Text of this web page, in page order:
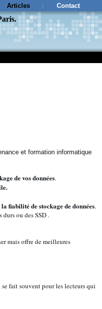
Articles Contact
de vos données.
fiabilité de stockage de données.
ou des SSD .
mais offre de meilleures
fait souvent pour les lecteurs qui